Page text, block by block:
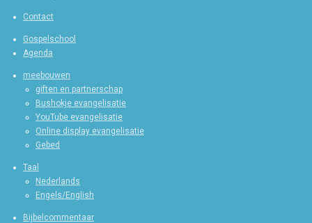
Contact
Gospelschool
Agenda
meebouwen
giften en partnerschap
Bushokje evangelisatie
YouTube evangelisatie
Online display evangelisatie
Gebed
Taal
Nederlands
Engels/English
Bijbelcommentaar